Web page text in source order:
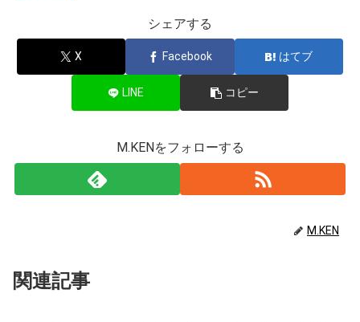
シェアする
X Facebook はてブ
LINE コピー
M.KENをフォローする
M.KEN
関連記事